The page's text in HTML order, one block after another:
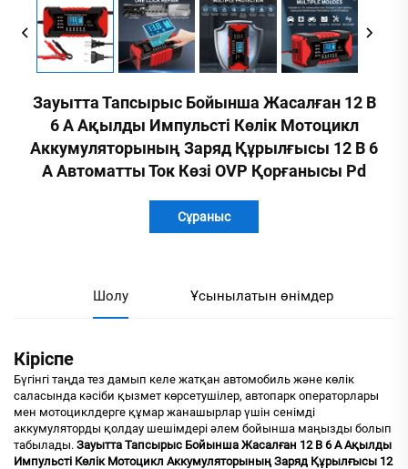
Зауытта Тапсырыс Бойынша Жасалған 12 В
6 А Ақылды Импульсті Көлік Мотоцикл
Аккумуляторының Заряд Құрылғысы 12 В 6
А Автоматты Ток Көзі OVP Қорғанысы Pd
Сұраныс
Шолу Ұсынылатын өнімдер
Кіріспе
Бүгінгі таңда тез дамып келе жатқан автомобиль және көлік
саласында кәсіби қызмет көрсетушілер, автопарк операторлары
мен мотоциклдерге құмар жанашырлар үшін сенімді
аккумуляторды қолдау шешімдері әлем бойынша маңызды болып
табылады. Зауытта Тапсырыс Бойынша Жасалған 12 В 6 А Ақылды
Импульсті Көлік Мотоцикл Аккумуляторының Заряд Құрылғысы 12